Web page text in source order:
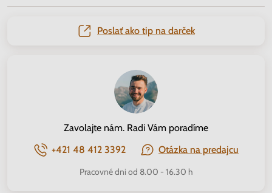
Poslať ako tip na darček
Zavolajte nám. Radi Vám poradíme
+421 48 412 3392
Otázka na predajcu
Pracovné dni od 8.00 - 16.30 h